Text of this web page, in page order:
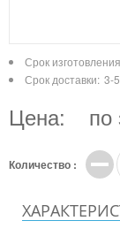
Срок
Срок доставки: 3-
Цена: по
Количество :